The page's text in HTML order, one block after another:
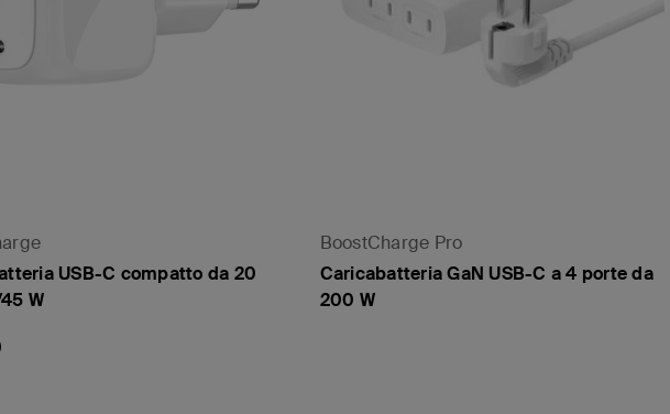
USB-C compatto da 20
W
BoostCharge Pro
Caricabatteria GaN USB-C a 4 porte da
200 W